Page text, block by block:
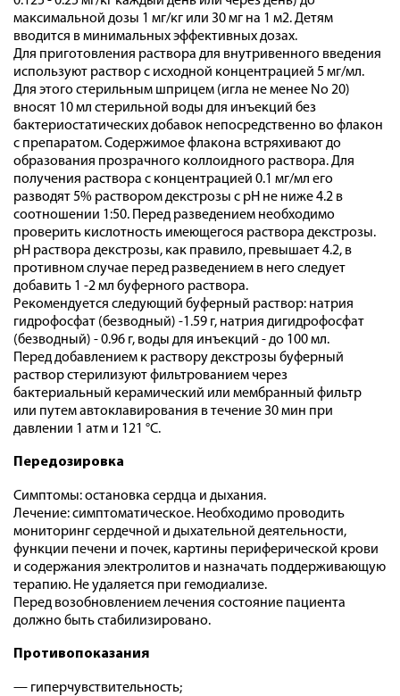
максимальной дозы 1 мг/кг или 30 мг на 1 м2. Детям
вводится в минимальных эффективных дозах.
Для приготовления раствора для внутривенного введения
используют раствор с исходной концентрацией 5 мг/мл.
Для этого стерильным шприцем (игла не менее No 20)
вносят 10 мл стерильной воды для инъекций без
бактериостатических добавок непосредственно во флакон
с препаратом. Содержимое флакона встряхивают до
образования прозрачного коллоидного раствора. Для
получения раствора с концентрацией 0.1 мг/мл его
разводят 5% раствором декстрозы с рН не ниже 4.2 в
соотношении 1:50. Перед разведением необходимо
проверить кислотность имеющегося раствора декстрозы.
рН раствора декстрозы, как правило, превышает 4.2, в
противном случае перед разведением в него следует
добавить 1 -2 мл буферного раствора.
Рекомендуется следующий буферный раствор: натрия
гидрофосфат (безводный) -1.59 г, натрия дигидрофосфат
(безводный) - 0.96 г, воды для инъекций - до 100 мл.
Перед добавлением к раствору декстрозы буферный
раствор стерилизуют фильтрованием через
бактериальный керамический или мембранный фильтр
или путем автоклавирования в течение 30 мин при
давлении 1 атм и 121 °С.
Передозировка
Симптомы: остановка сердца и дыхания.
Лечение: симптоматическое. Необходимо проводить
мониторинг сердечной и дыхательной деятельности,
функции печени и почек, картины периферической крови
и содержания электролитов и назначать поддерживающую
терапию. Не удаляется при гемодиализе.
Перед возобновлением лечения состояние пациента
должно быть стабилизировано.
Противопоказания
— гиперчувствительность;